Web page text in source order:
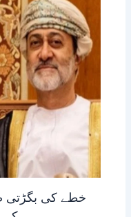
خطے کی بگڑتی